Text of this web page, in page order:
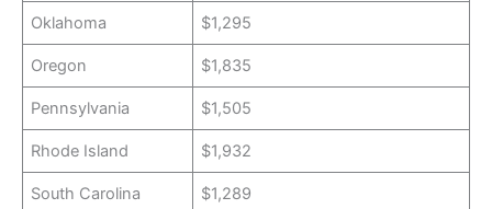
Oklahoma $1,295
Oregon $1,835
Pennsylvania $1,505
Rhode Island $1,932
South Carolina $1,289